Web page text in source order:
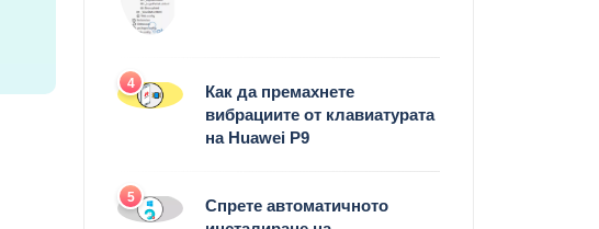
4
Как да премахнете
вибрациите от клавиатурата
на Huawei P9
5
Спрете автоматичното